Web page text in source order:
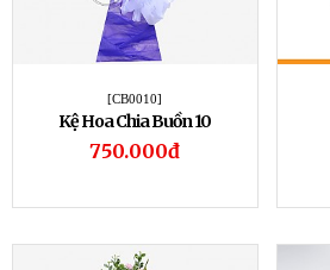
[CB0010]
Kệ Hoa Chia Buồn 10
750.000đ